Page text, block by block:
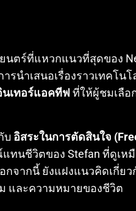
ยนตร์ที่แหวกแนวที่สุดของ
รนำเสนอเรื่องราวเทคโ
เทอร์แอคทีฟ ที่ให้ผู้ชมเลือ
บ อิสระในการตัดสินใจ
ทนชีวิตของ Stefan ที่ดูเห
จากนี้ ยังแฝงแนวคิดเกี่ยว
และความหมายของชีวิต